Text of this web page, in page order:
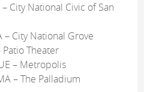
City National Civic of San
City National Grove
Theater
– Metropolis
– The Palladium